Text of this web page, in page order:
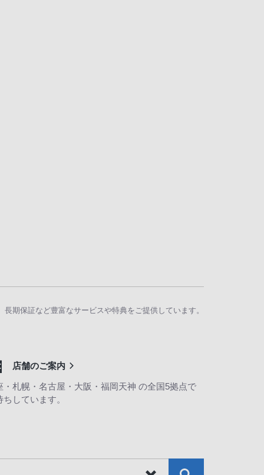
期保証など豊富なサービスや特典をご提供しています。
店舗のご案内
・札幌・名古屋・大阪・福岡天神 の全国5拠点で
ちしています。